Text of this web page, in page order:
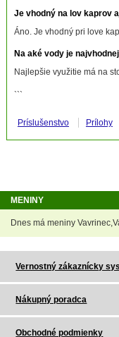
Je vhodný na lov kaprov
Áno. Je vhodný pri love
Na aké vody je
Najlepšie využitie má na
```
Príslušenstvo Prílohy
MENINY
Dnes má meniny
Vernostný zákaznícky
Nákupný poradca
Obchodné podmienky